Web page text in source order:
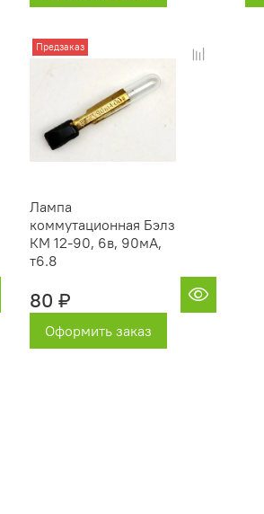
Предзаказ
Лампа
коммутационная Бэлз
КМ 12-90, 6в, 90мА,
т6.8
80 ₽
Оформить заказ